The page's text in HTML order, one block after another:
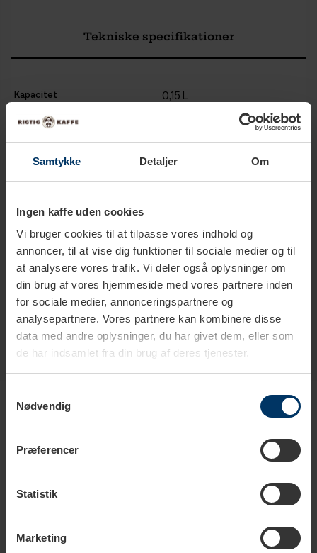
Samtykke Detaljer Om
Ingen kaffe uden cookies
Vi bruger cookies til at tilpasse vores indhold og
annoncer, til at vise dig funktioner til sociale medier og til
at analysere vores trafik. Vi deler også oplysninger om
din brug af vores hjemmeside med vores partnere inden
for sociale medier, annonceringspartnere og
analysepartnere. Vores partnere kan kombinere disse
data med andre oplysninger, du har givet dem, eller som
de har indsamlet fra din brug af deres tjenester.
Nødvendig
Præferencer
Statistik
Marketing
Tekniske specifikationer
Kapacitet 0,15 L
Antal kopper
Virker til induktion Nej
Rustfrit stål
Diameter 7,5 cm